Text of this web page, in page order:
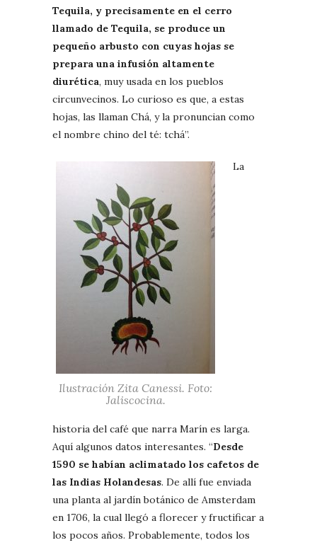
Tequila, y precisamente en el cerro
llamado de Tequila, se produce un
pequeño arbusto con cuyas hojas se
prepara una infusión altamente
diurética, muy usada en los pueblos
circunvecinos. Lo curioso es que, a estas
hojas, las llaman Chá, y la pronuncian como
el nombre chino del té: tchá”.
Ilustración Zita Canessi. Foto:
Jaliscocina.
La
historia del café que narra Marín es larga.
Aquí algunos datos interesantes. “Desde
1590 se habían aclimatado los cafetos de
las Indias Holandesas. De allí fue enviada
una planta al jardín botánico de Amsterdam
en 1706, la cual llegó a florecer y fructificar a
los pocos años. Probablemente, todos los